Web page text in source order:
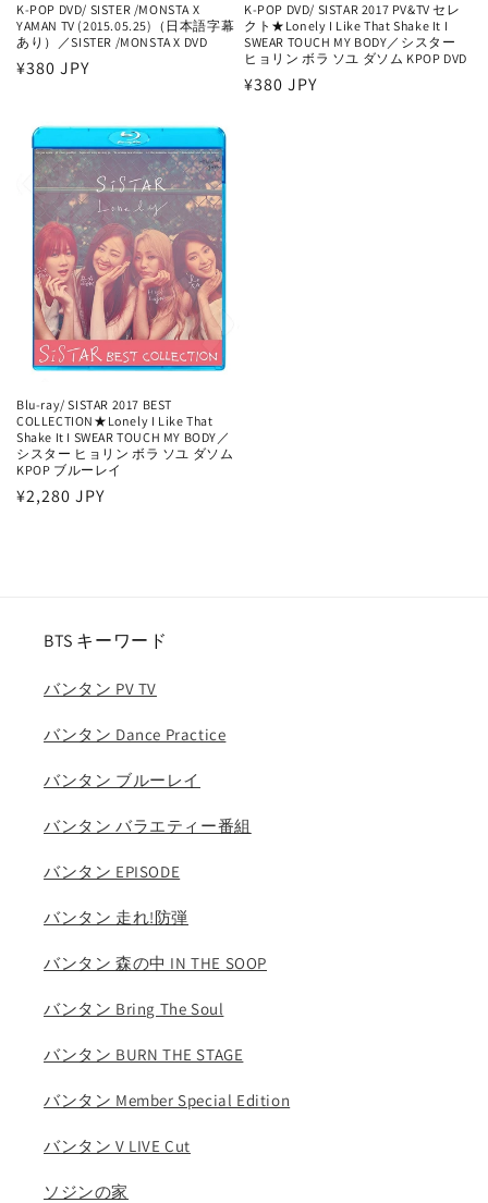
K-POP DVD/ SISTER /MONSTA X
YAMAN TV (2015.05.25)（日本語字幕
あり）／SISTER /MONSTA X DVD
通
格
¥380 JPY
K-POP DVD/ SISTAR 2017 PV&TV セレ
クト★Lonely I Like That Shake It I
SWEAR TOUCH MY BODY／シスター
ヒョリン ボラ ソユ ダソム KPOP DVD
通
¥380 JPY
Blu-ray/ SISTAR 2017 BEST
COLLECTION★Lonely I Like That
Shake It I SWEAR TOUCH MY BODY／
シスター ヒョリン ボラ ソユ ダソム
KPOP ブルーレイ
通
¥2,280 JPY
BTS キーワード
バンタン PV TV
バンタン Dance Practice
バンタン ブルーレイ
バンタン バラエティー番組
バンタン EPISODE
バンタン 走れ!防弾
バンタン 森の中 IN THE SOOP
バンタン Bring The Soul
バンタン BURN THE STAGE
バンタン Member Special Edition
バンタン V LIVE Cut
ソジンの家